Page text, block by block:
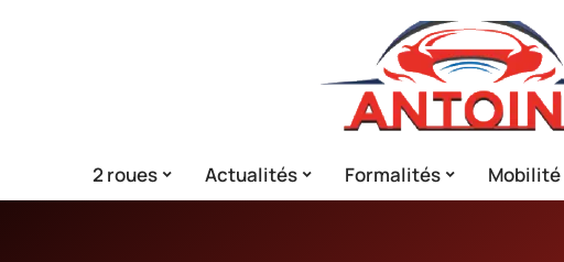
2 roues Actualités Formalités Mobilité